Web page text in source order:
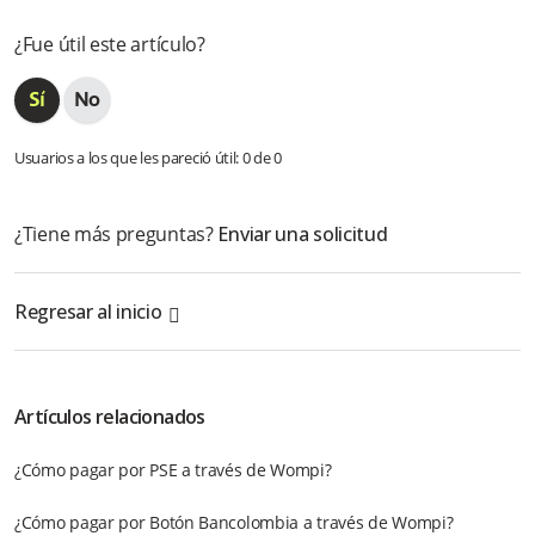
¿Fue útil este artículo?
Usuarios a los que les pareció útil: 0 de 0
¿Tiene más preguntas? Enviar una solicitud
Regresar al inicio
Artículos relacionados
¿Cómo pagar por PSE a través de Wompi?
¿Cómo pagar por Botón Bancolombia a través de Wompi?